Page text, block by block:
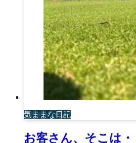
気ままな日記
お客さん、そこは・